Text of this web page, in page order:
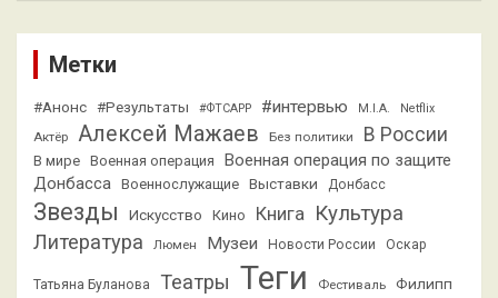
Метки
#Анонс #Результаты #ФТСАРР #интервью M.I.A. Netflix
Актёр Алексей Мажаев Без политики В России
В мире Военная операция
Военная операция по защите
Донбасса
Военнослужащие Выставки Донбасс
Звезды Искусство Кино Книга Культура
Литература Люмен Музеи Новости России Оскар
Татьяна Буланова Театры Теги Фестиваль Филипп